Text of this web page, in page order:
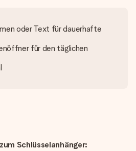
oder Text für dauerhafte
für den täglichen
Schlüsselanhänger: